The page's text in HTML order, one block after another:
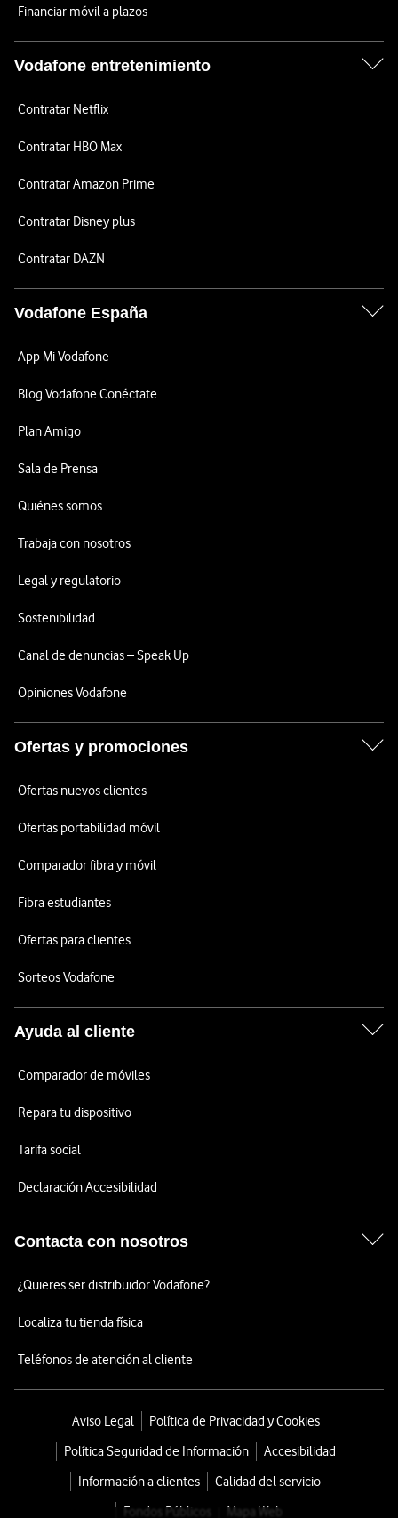
Financiar móvil a plazos
Vodafone entretenimiento
Contratar Netflix
Contratar HBO Max
Contratar Amazon Prime
Contratar Disney plus
Contratar DAZN
Vodafone España
App Mi Vodafone
Blog Vodafone Conéctate
Plan Amigo
Sala de Prensa
Quiénes somos
Trabaja con nosotros
Legal y regulatorio
Sostenibilidad
Canal de denuncias – Speak Up
Opiniones Vodafone
Ofertas y promociones
Ofertas nuevos clientes
Ofertas portabilidad móvil
Comparador fibra y móvil
Fibra estudiantes
Ofertas para clientes
Sorteos Vodafone
Ayuda al cliente
Comparador de móviles
Repara tu dispositivo
Tarifa social
Declaración Accesibilidad
Contacta con nosotros
¿Quieres ser distribuidor Vodafone?
Localiza tu tienda física
Teléfonos de atención al cliente
Aviso Legal
Política de Privacidad y Cookies
Política Seguridad de Información
Accesibilidad
Información a clientes
Calidad del servicio
Fondos Públicos
Mapa Web